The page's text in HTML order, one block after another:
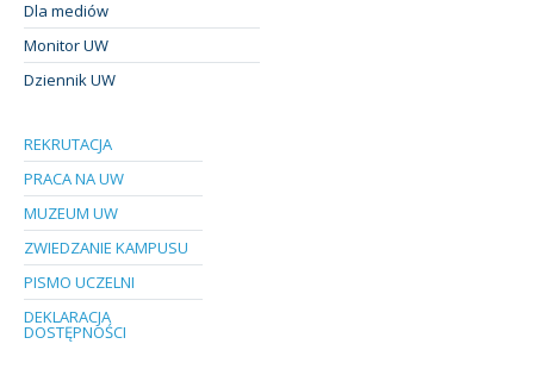
Dla mediów
Monitor UW
Dziennik UW
REKRUTACJA
PRACA NA UW
MUZEUM UW
ZWIEDZANIE KAMPUSU
PISMO UCZELNI
DEKLARACJA
DOSTĘPNOŚCI